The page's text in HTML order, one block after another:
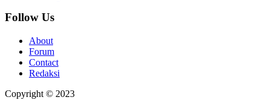
Follow Us
About
Forum
Contact
Redaksi
Copyright © 2023